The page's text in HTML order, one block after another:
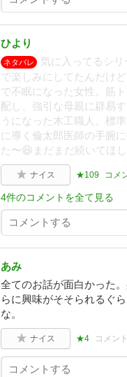
ひより
ネタバレ
気に入ってるシ
で楽しみにしてたんだけ
で不眠になった女性。筋
配し、強引な母親に辟易
うになった木工職人。標
に導く倫太郎医師の手腕
た〜😆まだまだ続いてほし
ナイス ★109 コメ
4件のコメントを全て見る
あみ
全てのお話が面白かった
らに興味がそそられるぐ
な。
ナイス ★4 コメン